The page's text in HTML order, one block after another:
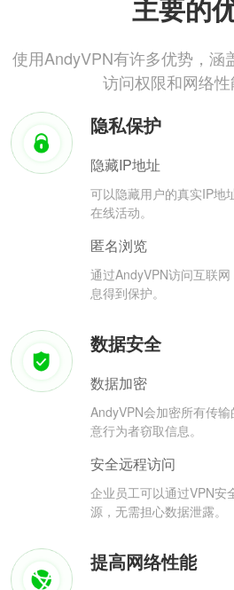
主要的
使用AndyVPN有许多优势，涵
访问权限和网络
隐私保护
隐藏IP地址
可以隐藏用户的真实IP地
在线活动。
匿名浏览
通过AndyVPN访问互联
息得到保护。
数据安全
数据加密
AndyVPN会加密所有传
意行为者窃取信息。
安全远程访问
企业员工可以通过VPN安
源，无需担心数据泄露。
提高网络性能